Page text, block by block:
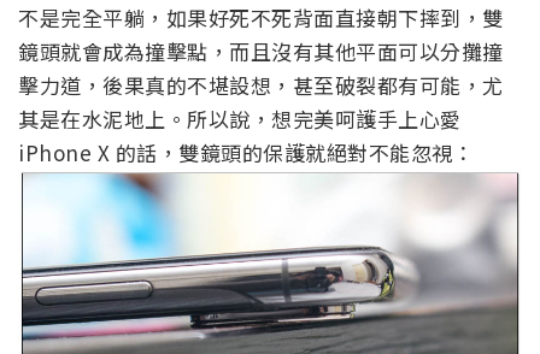
不是完全平躺，如果好死不死背面直接朝下摔到，雙
鏡頭就會成為撞擊點，而且沒有其他平面可以分攤撞
擊力道，後果真的不堪設想，甚至破裂都有可能，尤
其是在水泥地上。所以說，想完美呵護手上心愛
iPhone X 的話，雙鏡頭的保護就絕對不能忽視：